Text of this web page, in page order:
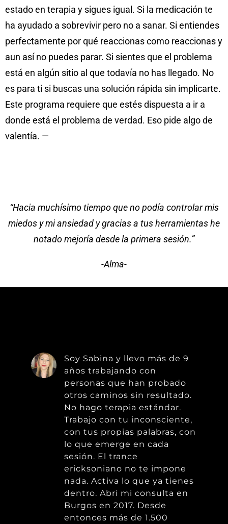
estado en terapia y sigues igual. Si la medicación te
ha ayudado a sobrevivir pero no a sanar. Si entiendes
perfectamente por qué reaccionas como reaccionas y
aun así no puedes parar. Si sientes que el problema
está en algún sitio al que todavía no has llegado. No
es para ti si buscas una solución rápida sin implicarte.
Este programa requiere que estés dispuesta a ir a
donde está el problema de verdad. Eso pide algo de
valentía. —
“Hacia muchísimo tiempo que no podía controlar mis
miedos y mi ansiedad y gracias a tus herramientas he
notado mejoría desde la primera sesión.”
-Alma-
Soy Sabina y llevo más de 9
años trabajando con
personas que han probado
otros caminos sin resultado.
No hago terapia estándar.
Trabajo con tu inconsciente,
con tus propias palabras, con
lo que emerge en cada
sesión. El trance
ericksoniano no te impone
nada. Activa lo que ya tienes
dentro. Abri mi consulta en
Burgos en 2017. Desde
entonces más de 1.500